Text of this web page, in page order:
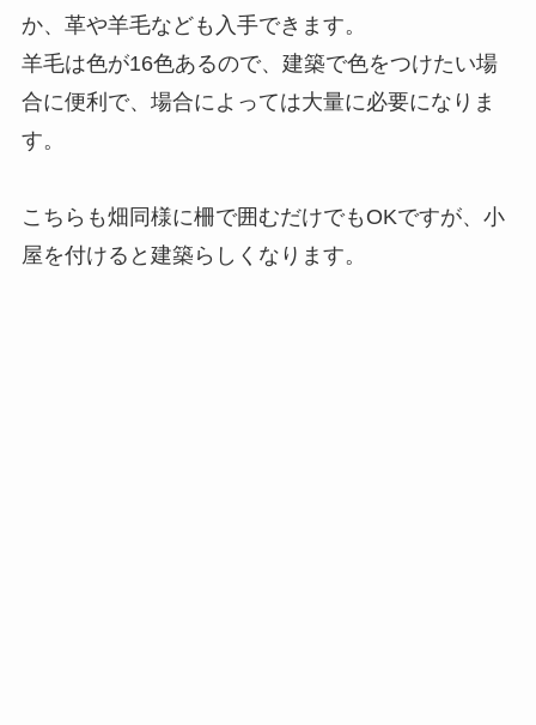
か、革や羊毛なども入手できます。
羊毛は色が16色あるので、建築で色をつけたい場
合に便利で、場合によっては大量に必要になりま
す。
こちらも畑同様に柵で囲むだけでもOKですが、小
屋を付けると建築らしくなります。